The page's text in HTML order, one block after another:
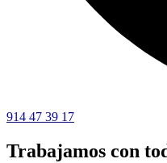
914 47 39 17
Trabajamos con